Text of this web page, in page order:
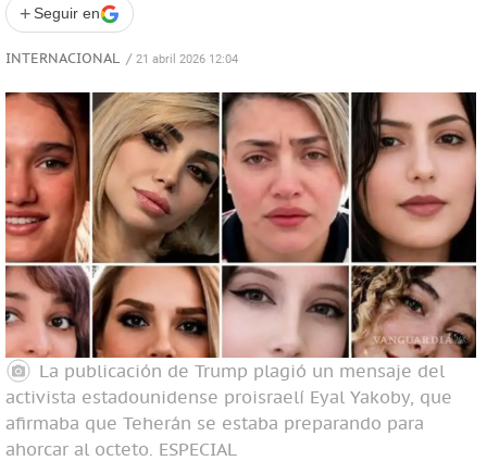
+ Seguir en
INTERNACIONAL / 21 abril 2026 12:04
La publicación de Trump plagió un mensaje del
activista estadounidense proisraelí Eyal Yakoby, que
afirmaba que Teherán se estaba preparando para
ahorcar al octeto. ESPECIAL